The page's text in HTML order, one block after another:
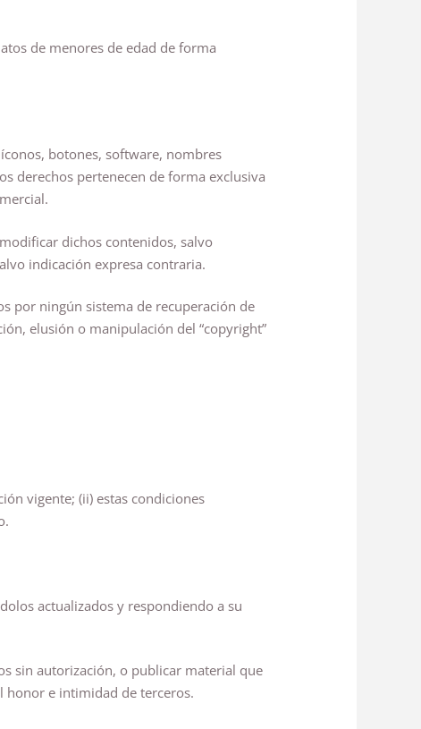
de menores de edad de forma
botones, software, nombres
derechos pertenecen de forma exclusiva
dichos contenidos, salvo
indicación expresa contraria.
por ningún sistema de recuperación de
elusión o manipulación del “copyright”
vigente; (ii) estas condiciones
actualizados y respondiendo a su
sin autorización, o publicar material que
honor e intimidad de terceros.